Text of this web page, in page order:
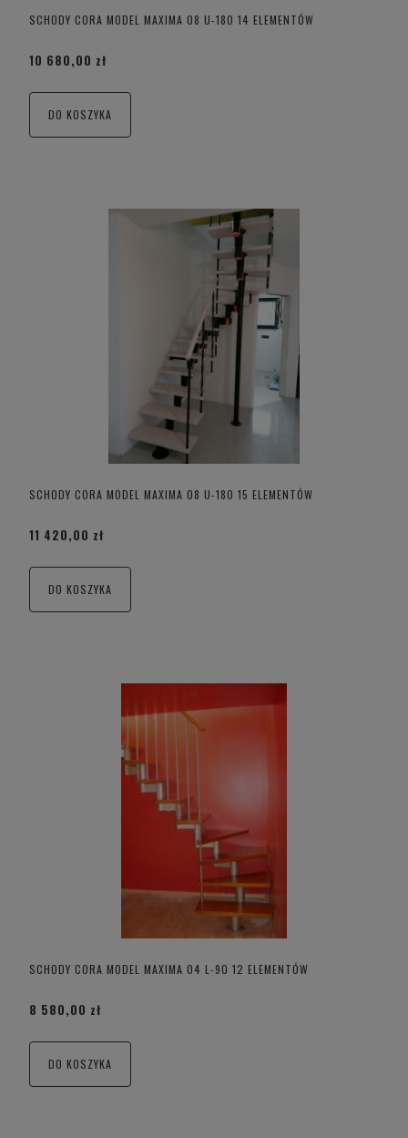
SCHODY CORA MODEL MAXIMA 08 U-180 14 ELEMENTÓW
10 680,00 zł
DO KOSZYKA
SCHODY CORA MODEL MAXIMA 08 U-180 15 ELEMENTÓW
11 420,00 zł
DO KOSZYKA
SCHODY CORA MODEL MAXIMA 04 L-90 12 ELEMENTÓW
8 580,00 zł
DO KOSZYKA